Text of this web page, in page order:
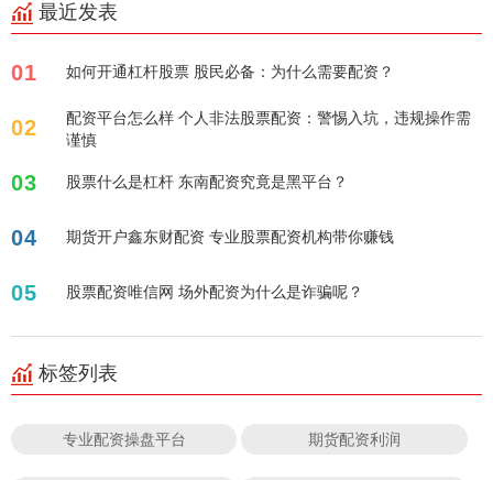
最近发表
01 如何开通杠杆股票 股民必备：为什么需要配资？
02
配资平台怎么样 个人非法股票配资：警惕入坑，违规操作需
谨慎
03 股票什么是杠杆 东南配资究竟是黑平台？
04 期货开户鑫东财配资 专业股票配资机构带你赚钱
05 股票配资唯信网 场外配资为什么是诈骗呢？
标签列表
专业配资操盘平台 期货配资利润